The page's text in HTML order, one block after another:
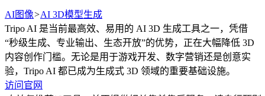
AI图像>AI 3D模型生成
Tripo AI 是当前最高效、易用的 AI 3D 生成工具之一，凭借
“秒级生成、专业输出、生态开放”的优势，正在大幅降低 3D
内容创作门槛。无论是用于游戏开发、数字营销还是创意实
验，Tripo AI 都已成为生成式 3D 领域的重要基础设施。
访问官网